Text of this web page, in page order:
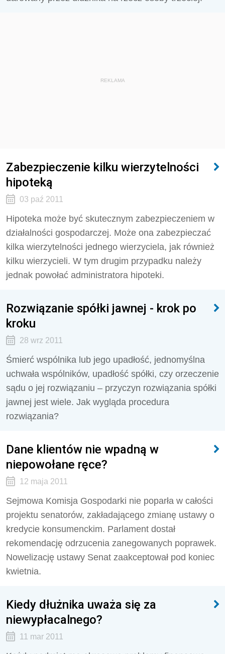
REKLAMA
Zabezpieczenie kilku wierzytelności
hipoteką
03 paź 2011
Hipoteka może być skutecznym zabezpieczeniem w
działalności gospodarczej. Może ona zabezpieczać
kilka wierzytelności jednego wierzyciela, jak również
kilku wierzycieli. W tym drugim przypadku należy
jednak powołać administratora hipoteki.
Rozwiązanie spółki jawnej - krok po
kroku
28 wrz 2011
Śmierć wspólnika lub jego upadłość, jednomyślna
uchwała wspólników, upadłość spółki, czy orzeczenie
sądu o jej rozwiązaniu – przyczyn rozwiązania spółki
jawnej jest wiele. Jak wygląda procedura
rozwiązania?
Dane klientów nie wpadną w
niepowołane ręce?
12 maja 2011
Sejmowa Komisja Gospodarki nie poparła w całości
projektu senatorów, zakładającego zmianę ustawy o
kredycie konsumenckim. Parlament dostał
rekomendację odrzucenia zanegowanych poprawek.
Nowelizację ustawy Senat zaakceptował pod koniec
kwietnia.
Kiedy dłużnika uważa się za
niewypłacalnego?
11 mar 2011